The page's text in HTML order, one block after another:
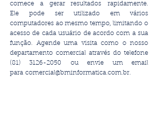
comece a gerar resultados rapidamente.
Elepode ser utilizado em vários
computadores ao mesmo tempo, limitando o
acesso de cada usuário de acordo com a sua
função. Agende uma visita como o nosso
departamento comercial através do telefone
(81) 3126-2050
ou envie um email
para comercial@bminformatica.com.br.